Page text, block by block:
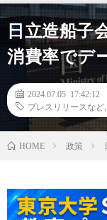
日立造船子
消費率でデ
2024.07.05 17:42:12
プレスリリースなど
HOME 政策